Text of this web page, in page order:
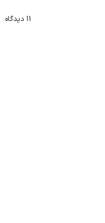
11 دیدگاه